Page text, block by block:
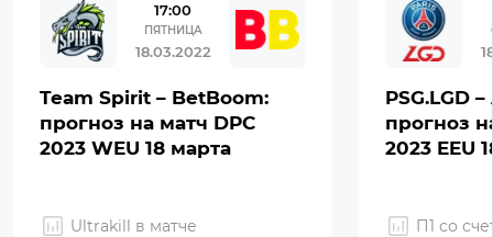
17:00
ПЯТНИЦА
18.03.2022
Team Spirit – BetBoom:
прогноз на матч DPC
2023 WEU 18 марта
Ultrakill в матче
PSG.LGD
прогноз
2023 EEU
П1 со